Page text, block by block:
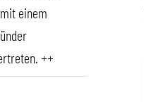
einem
++